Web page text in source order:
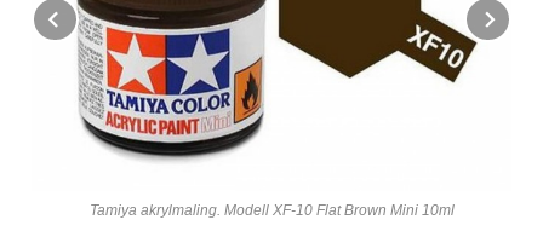
Tamiya akrylmaling. Modell XF-10 Flat Brown Mini 10ml
Prev